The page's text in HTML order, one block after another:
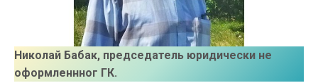
Николай Бабак, председатель юридически не
оформленнног ГК.